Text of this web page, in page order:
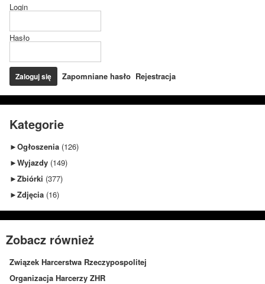
Login
Hasło
Zapomniane hasło Rejestracja
Kategorie
►Ogłoszenia (126)
►Wyjazdy (149)
►Zbiórki (377)
►Zdjęcia (16)
Zobacz również
Związek Harcerstwa Rzeczypospolitej
Organizacja Harcerzy ZHR